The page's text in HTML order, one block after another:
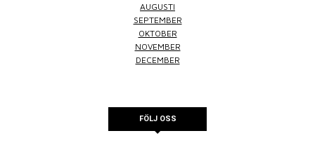
AUGUSTI
SEPTEMBER
OKTOBER
NOVEMBER
DECEMBER
FÖLJ OSS